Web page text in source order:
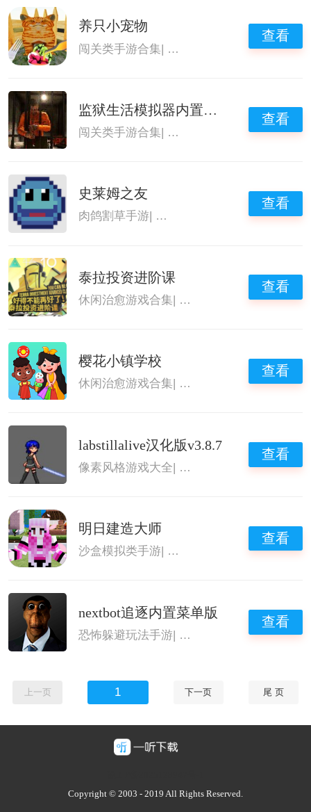
养只小宠物
闯关类手游合集| 横版闯关手游 2026最新单
查看
监狱生活模拟器内置菜单
闯关类手游合集| 横版闯关手游 2026最新单
查看
史莱姆之友
肉鸽割草手游 肉鸽闯关割草游戏|好玩的肉
查看
泰拉投资进阶课
休闲治愈游戏合集| 休闲益智游戏|2026最新
查看
樱花小镇学校
休闲治愈游戏合集 最好玩的模拟经营手机|
查看
labstillalive汉化版v3.8.7
像素风格游戏大全| 高品质单机手游|2026最
查看
明日建造大师
沙盒模拟类手游 单机沙盒生存类游戏|开荒
查看
nextbot追逐内置菜单版
恐怖躲避玩法手游| Nextbot追逐 |好玩的单
查看
上一页 1 下一页 尾 页
Copyright © 2003 - 2019 All Rights Reserved.